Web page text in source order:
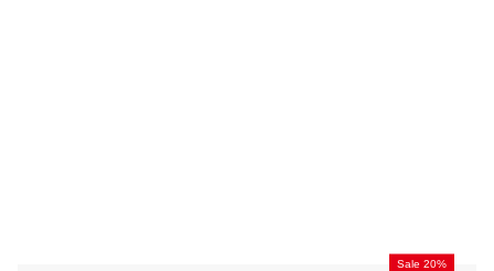
Sale 20%